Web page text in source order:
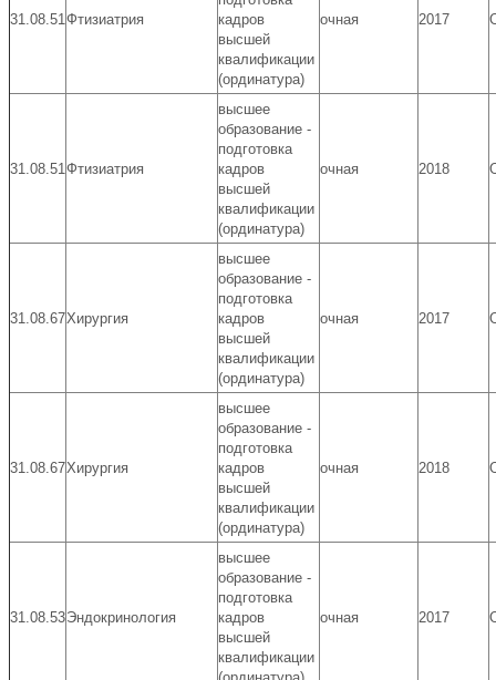
31.08.51Фтизиатрия
кадров
высшей
квалификации
(ординатура)
очная 2017
31.08.51Фтизиатрия
высшее
образование -
подготовка
кадров
высшей
квалификации
(ординатура)
очная 2018
31.08.67Хирургия
высшее
образование -
подготовка
кадров
высшей
квалификации
(ординатура)
очная 2017
31.08.67Хирургия
высшее
образование -
подготовка
кадров
высшей
квалификации
(ординатура)
очная 2018
31.08.53Эндокринология
высшее
образование -
подготовка
кадров
высшей
квалификации
очная 2017